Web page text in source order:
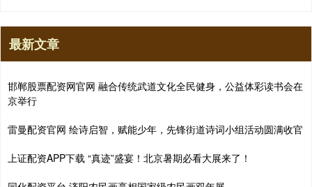
最新文章
邯郸股票配资网官网 融合传统武道文化全民健身，公益体彩读书会在
京举行
雷曼配资官网 绘诗启智，赋能少年，先锋街道诗词小组活动圆满收官
上证配资APP下载 “真迹”盛宴！北京暑期必看大展来了！